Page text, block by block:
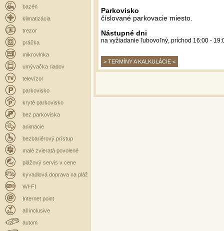
bazén
klimatizácia
trezor
práčka
mikrovlnka
umývačka riadov
televízor
parkovisko
kryté parkovisko
bez parkoviska
animacie
bezbariérový prístup
malé zvieratá povolené
plážový servis v cene
kyvadlová doprava na pláž
WI-FI
Internet point
all inclusive
autom
Parkovisko
číslované parkovacie miesto.
Nástupné dni
na vyžiadanie ľubovoľný, príchod 16:00 -
> TERMÍNY A KALKULÁCIE <